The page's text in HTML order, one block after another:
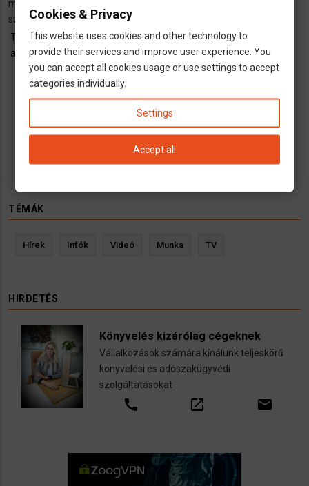
állást
keresek)
munka,bejelentés,8-10 eurós órabér.Nyelvtudásom nincs.így
szeretnék állást találni,hogy a kritériumoknak megfelelnek
Telekocsi
ajánlat
Utazás
schedule Indulás:2014.07.13., 04:00
groups Helyek száma: 8
Stuttgart
BUDAPEST
TÉMÁK
Hírek Infók Videó Munka TV
HIRDETÉS
Könyvelés kizárólag cégeknek
Vállalkozások számára kínálunk teljeskörű
könyvelési és adószakügyvédi
szolgáltatásokat
call open_in_new email
Cookies & Privacy
This website uses cookies and other technology to
provide their services and improve user experience. You
you can accept all cookies usage or use settings to accept
categories individually.
Settings
Accept all